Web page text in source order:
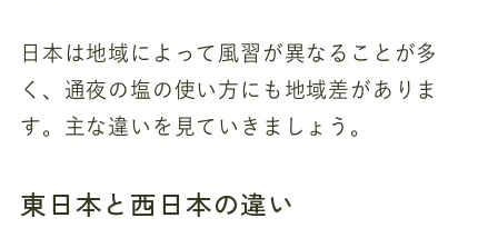
日本は地域によって風習が異なることが多
く、通夜の塩の使い方にも地域差がありま
す。主な違いを見ていきましょう。
東日本と西日本の違い